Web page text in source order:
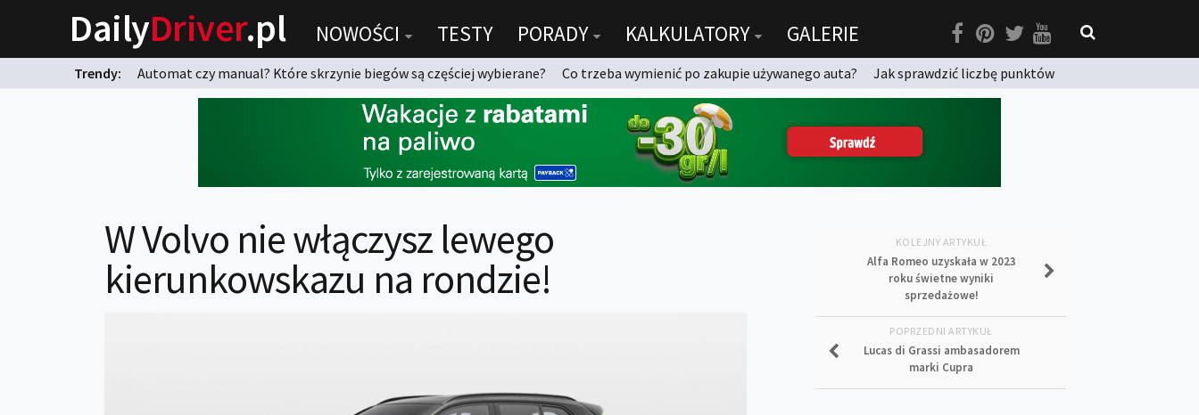
DailyDriver.pl NOWOŚCI TESTY PORADY KALKULATORY GALERIE
Trendy: Automat czy manual? Które skrzynie biegów są częściej wybierane? Co trzeba wymienić po zakupie używanego auta?
Jak sprawdzić liczbę punktów
W Volvo nie włączysz lewego
kierunkowskazu na rondzie!
KOLEJNY ARTYKUŁ
Alfa Romeo uzyskała w 2023
roku świetne wyniki
sprzedażowe!
POPRZEDNI ARTYKUŁ
Lucas di Grassi ambasadorem
marki Cupra